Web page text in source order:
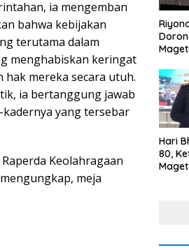
ia mengemban
bahwa kebijakan
terutama dalam
menghabiskan keringat
mereka secara utuh.
ia bertanggung jawab
yang tersebar
Keolahragaan
meja
Ikan,
Hari
80,